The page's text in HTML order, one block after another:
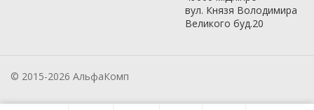
вул. Князя Володимира
Великого буд.20
© 2015-2026 АльфаКомп